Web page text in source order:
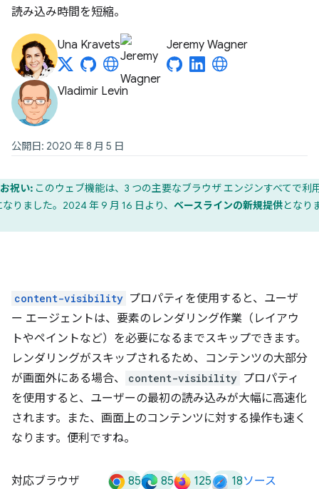
読み込み時間を短縮。
Una Kravets Jeremy Wagner
Vladimir Levin
公開日: 2020 年 8 月 5 日
お祝い: このウェブ機能は、3 つの主要なブラウザ エンジンすべてで利
りました。2024 年 9 月 16 日より、 ベースラインの新規提供となり
content-visibility プロパティを使用すると、ユーザ
ー エージェントは、要素のレンダリング作業（レイアウ
トやペイントなど）を必要になるまでスキップできます。
レンダリングがスキップされるため、コンテンツの大部分
が画面外にある場合、
content-visibility プロパティ
を使用すると、ユーザーの最初の読み込みが大幅に高速化
されます。また、画面上のコンテンツに対する操作も速く
なります。便利ですね。
対応ブラウザ 85 85 125 18ソース